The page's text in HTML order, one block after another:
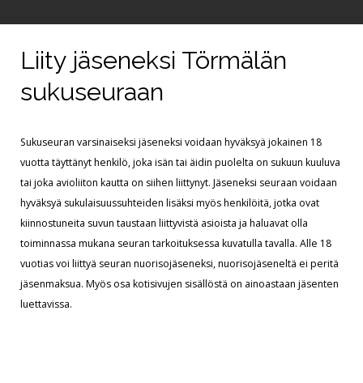
Kuvagalleriat
Liity jäseneksi Törmälän
sukuseuraan
Sukuseuran varsinaiseksi jäseneksi voidaan hyväksyä jokainen 18
vuotta täyttänyt henkilö, joka isän tai äidin puolelta on sukuun kuuluva
tai joka avioliiton kautta on siihen liittynyt. Jäseneksi seuraan voidaan
hyväksyä sukulaisuussuhteiden lisäksi myös henkilöitä, jotka ovat
kiinnostuneita suvun taustaan liittyvistä asioista ja haluavat olla
toiminnassa mukana seuran tarkoituksessa kuvatulla tavalla. Alle 18
vuotias voi liittyä seuran nuorisojäseneksi, nuorisojäseneltä ei peritä
jäsenmaksua. Myös osa kotisivujen sisällöstä on ainoastaan jäsenten
luettavissa.